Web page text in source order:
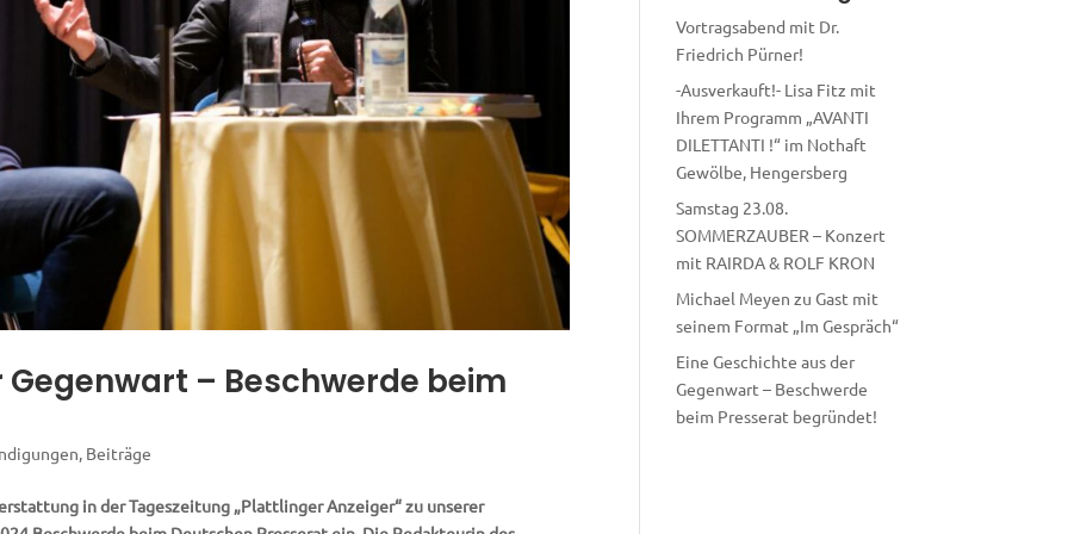
Gegenwart – Beschwerde beim
, Beiträge
in der Tageszeitung „Plattlinger Anzeiger“ zu unserer
Vortragsabend mit Dr.
Friedrich Pürner!
-Ausverkauft!- Lisa Fitz mit
Ihrem Programm „AVANTI
DILETTANTI !“ im Nothaft
Gewölbe, Hengersberg
Samstag 23.08.
SOMMERZAUBER – Konzert
mit RAIRDA & ROLF KRON
Michael Meyen zu Gast mit
seinem Format „Im Gespräch“
Eine Geschichte aus der
Gegenwart – Beschwerde
beim Presserat begründet!